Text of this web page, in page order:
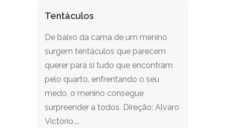
Tentáculos
De baixo da cama de um menino
surgem tentáculos que parecem
querer para si tudo que encontram
pelo quarto. enfrentando o seu
medo, o menino consegue
surpreender a todos. Direção: Alvaro
Victorio,...